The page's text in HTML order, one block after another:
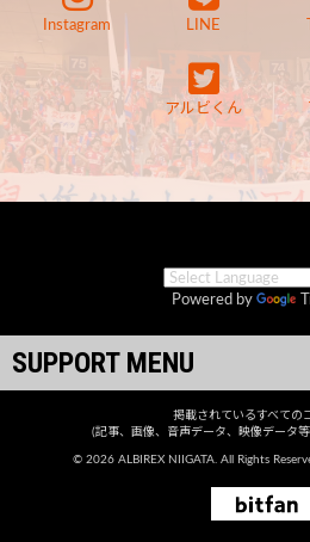
Instagram LINE
アルビくん
Powered by
SUPPORT MENU
掲載されているすべての
(記事、画像、音声データ、映像データ等
© 2026 ALBIREX NIIGATA. All Rights